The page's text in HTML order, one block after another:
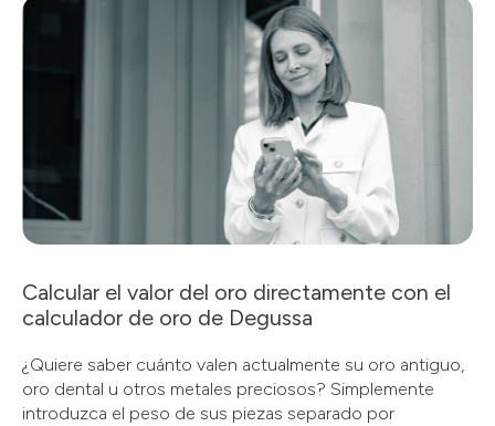
Calcular el valor del oro directamente con el
calculador de oro de Degussa
¿Quiere saber cuánto valen actualmente su oro antiguo,
oro dental u otros metales preciosos? Simplemente
introduzca el peso de sus piezas separado por